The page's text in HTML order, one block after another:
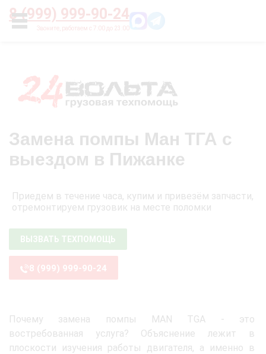
8 (999) 999-90-24
УСЛУГИ
Главная О нас Цены
Замена помпы Ман ТГА с
выездом в Пижанке
Приедем в течение часа, купим и привезём запчасти,
отремонтируем грузовик на месте поломки
ВЫЗВАТЬ ТЕХПОМОЩЬ
8 (999) 999-90-24
Почему замена помпы MAN TGA - это
востребованная услуга? Объяснение лежит в
плоскости изучения работы двигателя, а именно в